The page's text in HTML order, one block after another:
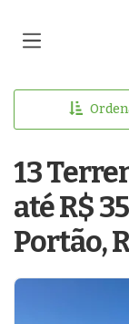
13
até R$
Portão,